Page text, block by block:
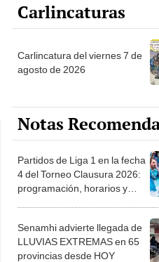
Carlincaturas
Carlincatura del viernes 7 de
agosto de 2026
Notas
Partidos de Liga 1 en la fecha
4 del Torneo Clausura 2026:
programación, horarios y
Senamhi advierte llegada de
LLUVIAS EXTREMAS en 65
provincias desde HOY